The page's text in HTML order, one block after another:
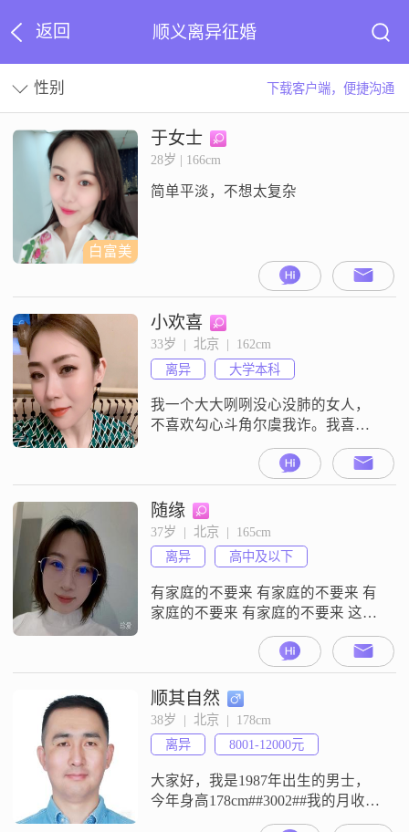
返回 顺义离异征婚
性别 下载客户端，便捷沟通
白富美
于女士
28岁 | 166cm
简单平淡，不想太复杂
小欢喜
33岁  |  北京  |  162cm
离异
大学本科
我一个大大咧咧没心没肺的女人，
不喜欢勾心斗角尔虞我诈。我喜欢
情绪稳定的男生 ，性格阳光开朗
的。没聊几句就要见面的请划走！
随缘
37岁  |  北京  |  165cm
离异
高中及以下
有家庭的不要来 有家庭的不要来 有
家庭的不要来 有家庭的不要来 这是
顺其自然
38岁  |  北京  |  178cm
离异
8001-12000元
大家好，我是1987年出生的男士，
今年身高178cm##3002##我的月收入
在8001到12000元之间，目前在北京